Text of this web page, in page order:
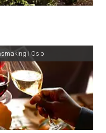
i Oslo